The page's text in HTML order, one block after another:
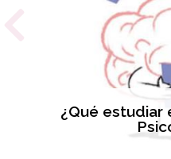
¿Qué estudiar